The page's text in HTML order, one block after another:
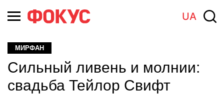
UA
МИРФАН
Сильный ливень и молнии:
свадьба Тейлор Свифт